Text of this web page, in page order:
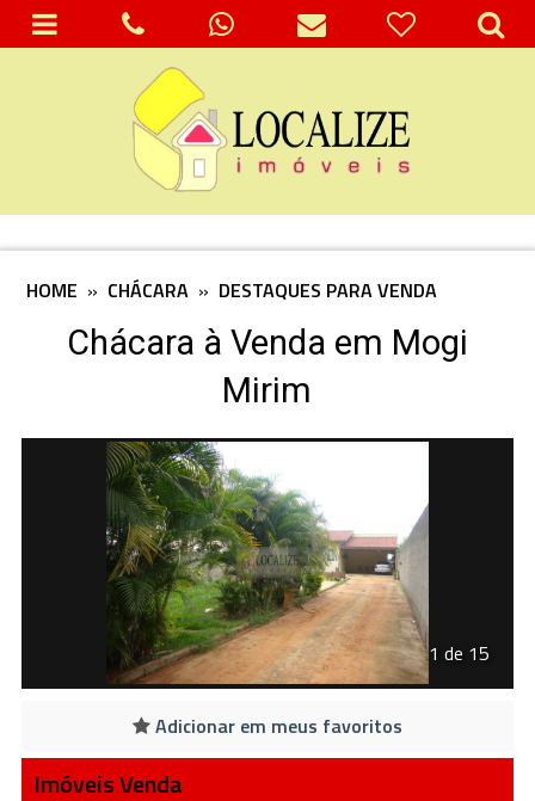
HOME » CHÁCARA » DESTAQUES PARA VENDA
Chácara à Venda em Mogi
Mirim
1 de 15
Adicionar em meus favoritos
Imóveis Venda